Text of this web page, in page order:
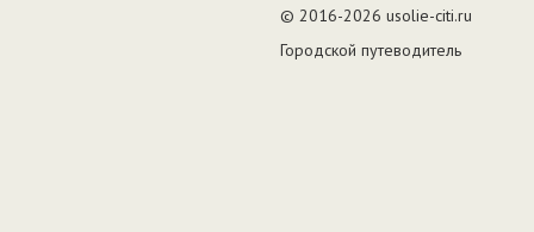
© 2016-2026 usolie-citi.ru
Городской путеводитель